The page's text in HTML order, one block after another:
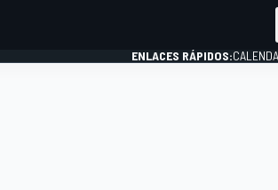
ENLACES RÁPIDOS: